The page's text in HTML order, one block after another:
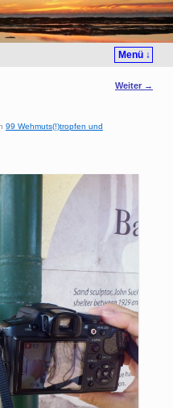
Menü ↓
Weiter →
99 Wehmuts(!)tropfen und